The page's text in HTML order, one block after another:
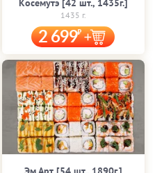
1435 г.
2 699